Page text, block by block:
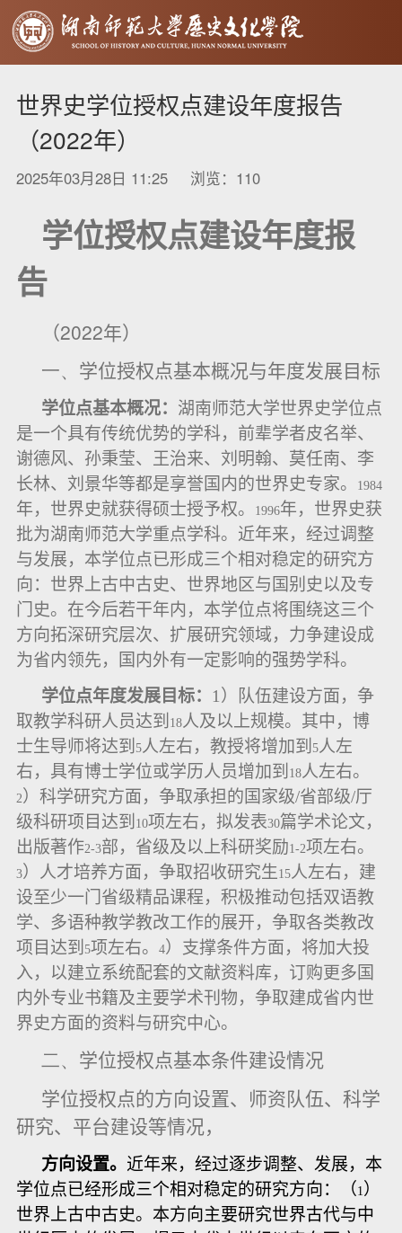
世界史学位授权点建设年度报告
（2022年）
2025年03月28日 11:25 浏览： 110
学位授权点建设年度报
告
（2022年）
一、 学位授权点基本概况与年度发展目标
学位点基本概况： 湖南师范大学世界史学位点
是一个具有传统优势的学科，前辈学者皮名举、
谢德风、孙秉莹、王治来、刘明翰、莫任南、李
长林、刘景华等都是享誉国内的世界史专家。
1984
年，世界史就获得硕士授予权。 1996年，世界史获
批为湖南师范大学重点学科。近年来，经过调整
与发展，本学位点已形成三个相对稳定的研究方
向：世界上古中古史、世界地区与国别史以及专
门史。在今后若干年内，本学位点将围绕这三个
方向拓深研究层次、扩展研究领域，力争建设成
为省内领先，国内外有一定影响的强势学科。
学位点年度发展目标： 1）队伍建设方面，争
取教学科研人员达到 18人及以上规模。其中，博
士生导师将达到 5人左右，教授将增加到 5人左
右，具有博士学位或学历人员增加到 18人左右。
2）科学研究方面，争取承担的国家级/省部级/厅
级科研项目达到 10项左右，拟发表30篇学术论文，
出版著作2-3部，省级及以上科研奖励1-2项左右。
3）人才培养方面，争取招收研究生15人左右，建
设至少一门省级精品课程，积极推动包括双语教
学、多语种教学教改工作的展开，争取各类教改
项目达到 5项左右。 4）支撑条件方面，将加大投
入，以建立系统配套的文献资料库，订购更多国
内外专业书籍及主要学术刊物，争取建成省内世
界史方面的资料与研究中心。
二、 学位授权点基本条件建设情况
学位授权点的方向设置、师资队伍、科学
研究、平台建设等情况，
方向设置。 近年来，经过逐步调整、发展，本
学位点已经形成三个相对稳定的研究方向：（ 1 ）
世界上古中古史。本方向主要研究世界古代与中